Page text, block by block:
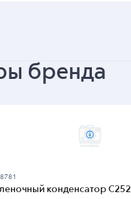
бренда
конденсатор